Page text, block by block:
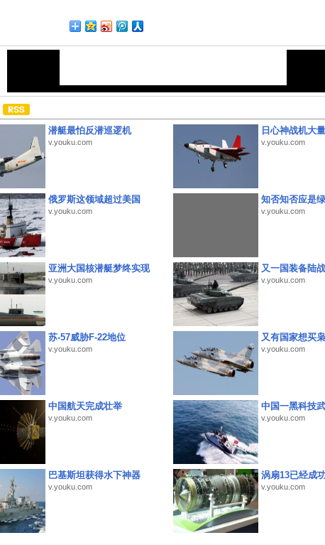
潜艇最怕反潜巡逻机
v.youku.com
日心神战机大
v.youku.com
俄罗斯这领域超过美国
v.youku.com
知否知否应是
v.youku.com
亚洲大国核潜艇梦终实现
v.youku.com
又一国装备陆
v.youku.com
苏-57威胁F-22地位
v.youku.com
又有国家想买
v.youku.com
中国航天完成壮举
v.youku.com
中国一黑科技
v.youku.com
巴基斯坦获得水下神器
v.youku.com
涡扇13已经成
v.youku.com